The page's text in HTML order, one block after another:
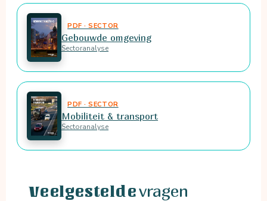
PDF · SECTOR
Gebouwde omgeving
Sectoranalyse
PDF · SECTOR
Mobiliteit & transport
Sectoranalyse
Veelgestelde vragen